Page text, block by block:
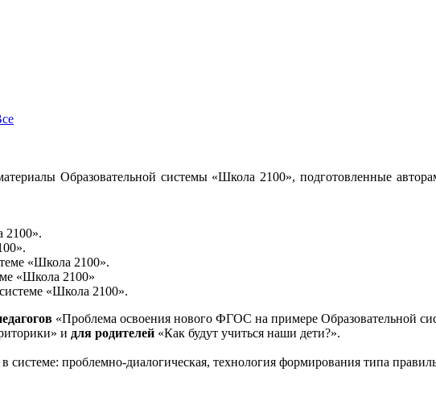
Образовательной системы «Школа 2100», подготовленные
2100».
«Школа 2100».
«Школа 2100»
«Школа 2100».
«Проблема освоения нового ФГОС на примере Образовательной
и для родителей «Как будут учиться наши дети?».
проблемно-диалогическая, технология формирования типа